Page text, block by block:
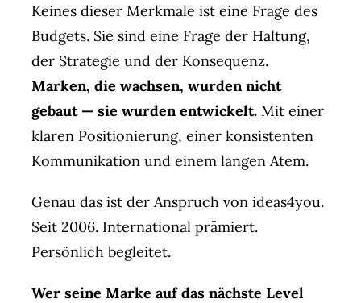
Keines dieser Merkmale ist eine Frage des
Budgets. Sie sind eine Frage der Haltung,
der Strategie und der Konsequenz.
Marken, die wachsen, wurden nicht
gebaut — sie wurden entwickelt.Mit einer
klaren Positionierung, einer konsistenten
Kommunikation und einem langen Atem.
Genau das ist der Anspruch von ideas4you.
Seit 2006. International prämiert.
Persönlich begleitet.
Wer seine Marke auf das nächste Level